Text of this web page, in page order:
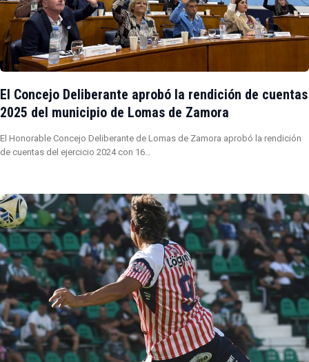
El Concejo Deliberante aprobó la rendición de cuentas
2025 del municipio de Lomas de Zamora
El Honorable Concejo Deliberante de Lomas de Zamora aprobó la rendición
de cuentas del ejercicio 2024 con 16…